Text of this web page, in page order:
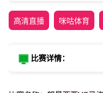
高清直播 咪咕体育
比赛详情：